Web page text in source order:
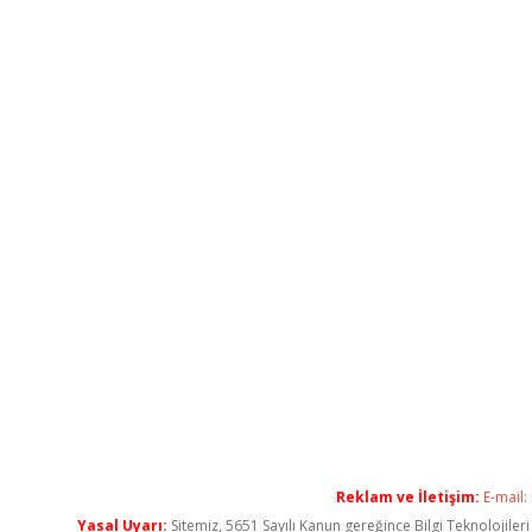
Reklam ve İletişim: E-mail:
Yasal Uyarı: Sitemiz, 5651 Sayılı Kanun gereğince Bilgi